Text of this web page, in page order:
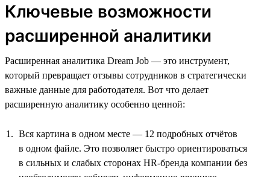
Ключевые возможности
расширенной аналитики
Расширенная аналитика Dream Job — это инструмент,
который превращает отзывы сотрудников в стратегически
важные данные для работодателя. Вот что делает
расширенную аналитику особенно ценной:
Вся картина в одном месте — 12 подробных отчётов
в одном файле. Это позволяет быстро ориентироваться
в сильных и слабых сторонах HR-бренда компании без